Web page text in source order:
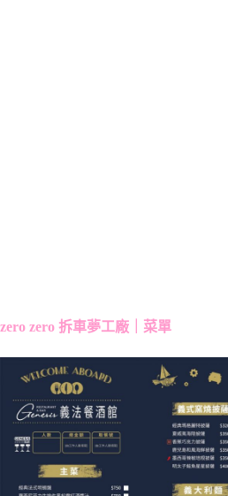
zero zero 拆車夢工廠｜菜單